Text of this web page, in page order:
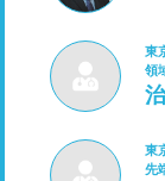
東
領
東
先